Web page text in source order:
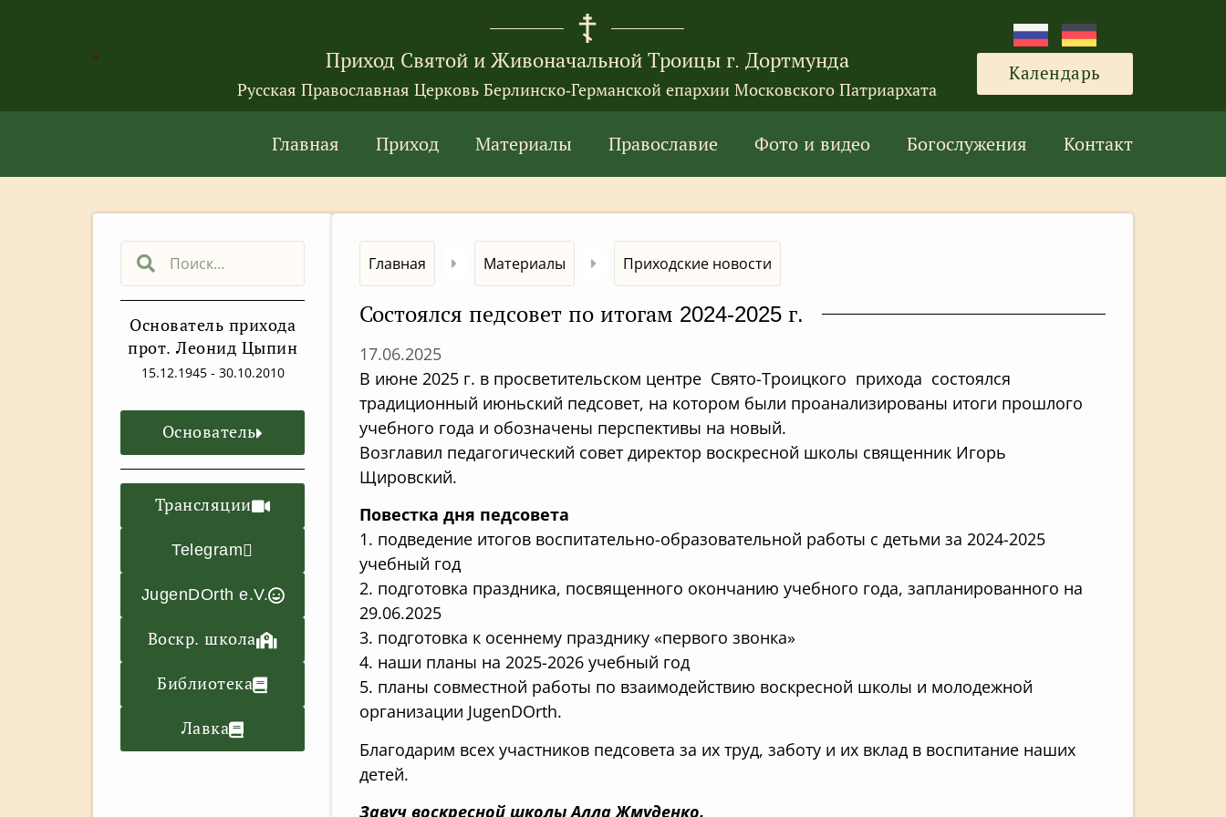
Приход Святой и Живоначальной Троицы г. Дортмунда
Русская Православная Церковь Берлинско-Германской епархии Московского Патриархата
Календарь
Главная Приход Материалы Православие Фото и видео Богослужения Контакт
Основатель прихода
прот. Леонид Цыпин
15.12.1945 - 30.10.2010
Основатель
Трансляции
Telegram
JugenDOrth e.V.
Воскр. школа
Библиотека
Лавка
Главная Материалы Приходские новости
Состоялся педсовет по итогам 2024-2025 г.
17.06.2025
В июне 2025 г. в просветительском центре Свято-Троицкого прихода состоялся
традиционный июньский педсовет, на котором были проанализированы итоги прошлого
учебного года и обозначены перспективы на новый.
Возглавил педагогический совет директор воскресной школы священник Игорь
Щировский.
Повестка дня педсовета
1. подведение итогов воспитательно-образовательной работы с детьми за 2024-2025
учебный год
2. ⁠подготовка праздника, посвященного окончанию учебного года, запланированного на
29.06.2025
3. ⁠подготовка к осеннему празднику «первого звонка»
4. ⁠наши планы на 2025-2026 учебный год
5. ⁠планы совместной работы по взаимодействию воскресной школы и молодежной
организации JugenDOrth.
Благодарим всех участников педсовета за их труд, заботу и их вклад в воспитание наших
детей.
Завуч воскресной школы Алла Жмуденко.